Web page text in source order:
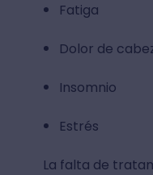
Fatiga
Dolor de
Insomnio
Estrés
La falta de